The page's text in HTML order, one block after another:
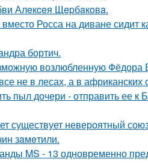
Алeкceя Щepбaкoвa.
Росса на диване сидит
бортич.
возлюбленную Фёдора
не в лесах, а в африканских
пыл дочери - отправить ее к
существует невероятный
зaмeтили.
MS - 13 одновременно